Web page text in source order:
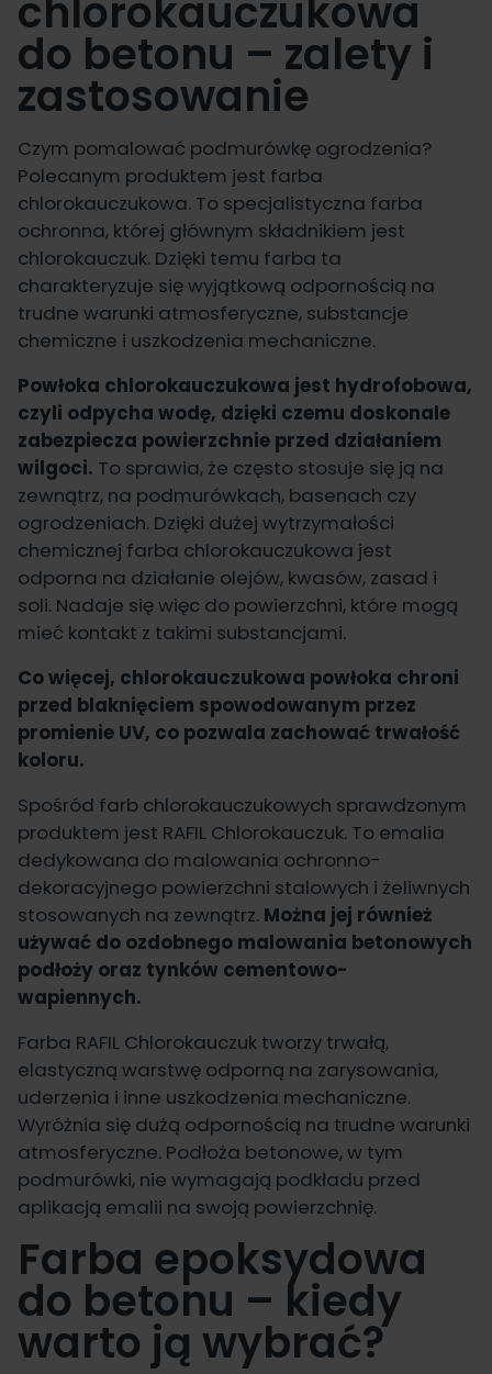
chlorokauczukowa
do betonu – zalety i
zastosowanie
Czym pomalować podmurówkę ogrodzenia?
Polecanym produktem jest farba
chlorokauczukowa. To specjalistyczna farba
ochronna, której głównym składnikiem jest
chlorokauczuk. Dzięki temu farba ta
charakteryzuje się wyjątkową odpornością na
trudne warunki atmosferyczne, substancje
chemiczne i uszkodzenia mechaniczne.
Powłoka chlorokauczukowa jest hydrofobowa,
czyli odpycha wodę, dzięki czemu doskonale
zabezpiecza powierzchnie przed działaniem
wilgoci. To sprawia, że często stosuje się ją na
zewnątrz, na podmurówkach, basenach czy
ogrodzeniach. Dzięki dużej wytrzymałości
chemicznej farba chlorokauczukowa jest
odporna na działanie olejów, kwasów, zasad i
soli. Nadaje się więc do powierzchni, które mogą
mieć kontakt z takimi substancjami.
Co więcej, chlorokauczukowa powłoka chroni
przed blaknięciem spowodowanym przez
promienie UV, co pozwala zachować trwałość
koloru.
Spośród farb chlorokauczukowych sprawdzonym
produktem jest RAFIL Chlorokauczuk. To emalia
dedykowana do malowania ochronno-
dekoracyjnego powierzchni stalowych i żeliwnych
stosowanych na zewnątrz. Można jej również
używać do ozdobnego malowania betonowych
podłoży oraz tynków cementowo-
wapiennych.
Farba RAFIL Chlorokauczuk tworzy trwałą,
elastyczną warstwę odporną na zarysowania,
uderzenia i inne uszkodzenia mechaniczne.
Wyróżnia się dużą odpornością na trudne warunki
atmosferyczne. Podłoża betonowe, w tym
podmurówki, nie wymagają podkładu przed
aplikacją emalii na swoją powierzchnię.
Farba epoksydowa
do betonu – kiedy
warto ją wybrać?